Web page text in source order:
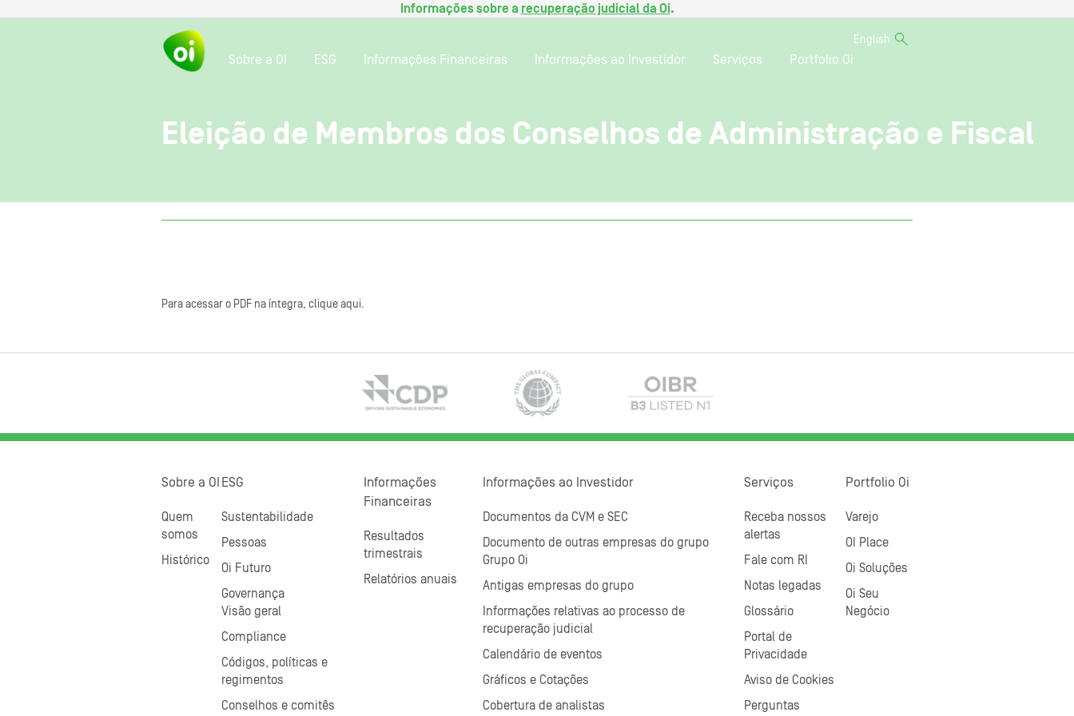
Informações sobre a recuperação judicial da Oi.
English
Sobre a OI ESG Informações Financeiras Informações ao Investidor Serviços Portfolio Oi
Eleição de Membros dos Conselhos de Administração e Fiscal
Para acessar o PDF na íntegra, clique aqui.
Sobre a OI
Quem
somos
Histórico
ESG
Sustentabilidade
Pessoas
Oi Futuro
Governança
Visão geral
Compliance
Códigos, políticas e
regimentos
Conselhos e comitês
Informações
Financeiras
Resultados
trimestrais
Relatórios anuais
Informações ao Investidor
Documentos da CVM e SEC
Documento de outras empresas do grupo
Grupo Oi
Antigas empresas do grupo
Informações relativas ao processo de
recuperação judicial
Calendário de eventos
Gráficos e Cotações
Cobertura de analistas
Serviços
Receba nossos
alertas
Fale com RI
Notas legadas
Glossário
Portal de
Privacidade
Aviso de Cookies
Perguntas
Portfolio Oi
Varejo
OI Place
Oi Soluções
Oi Seu
Negócio